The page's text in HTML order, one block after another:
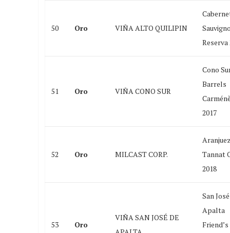
50 Oro VIÑA ALTO QUILIPIN
Reserva
51 Oro VIÑA CONO SUR
Cono
Barrels
2017
52 Oro MILCAST CORP.
Tannat
2018
53 Oro
VIÑA SAN JOSÉ DE
San
Apalta
Friend’s